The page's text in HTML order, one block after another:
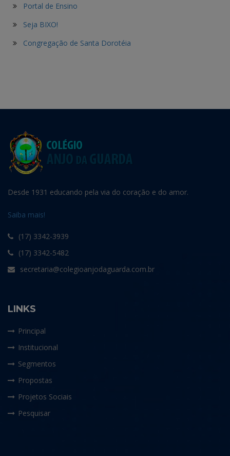
Portal de Ensino
Seja BIXO!
Congregação de Santa Dorotéia
Desde 1931 educando pela via do coração e do amor.
Saiba mais!
(17) 3342-3939
(17) 3342-5482
secretaria@colegioanjodaguarda.com.br
LINKS
Principal
Institucional
Segmentos
Propostas
Projetos Sociais
Pesquisar